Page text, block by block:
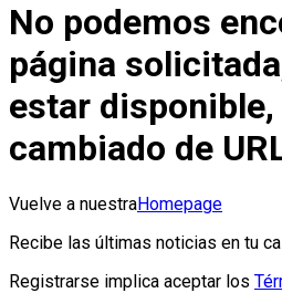
No podemos
página
estar disponible,
cambiado de
Vuelve a nuestraHomepage
Recibe las últimas noticias en tu
Registrarse implica aceptar los